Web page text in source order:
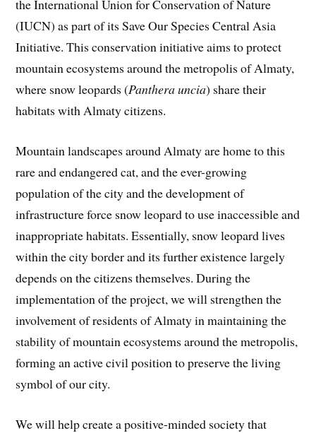
the International Union for Conservation of Nature
(IUCN) as part of its Save Our Species Central Asia
Initiative. This conservation initiative aims to protect
mountain ecosystems around the metropolis of Almaty,
where snow leopards (Panthera uncia) share their
habitats with Almaty citizens.
Mountain landscapes around Almaty are home to this
rare and endangered cat, and the ever-growing
population of the city and the development of
infrastructure force snow leopard to use inaccessible and
inappropriate habitats. Essentially, snow leopard lives
within the city border and its further existence largely
depends on the citizens themselves. During the
implementation of the project, we will strengthen the
involvement of residents of Almaty in maintaining the
stability of mountain ecosystems around the metropolis,
forming an active civil position to preserve the living
symbol of our city.
We will help create a positive-minded society that